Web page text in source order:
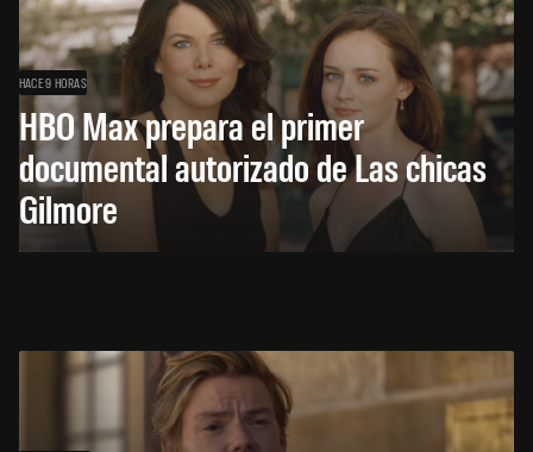
HACE 9 HORAS
HBO Max prepara el primer
documental autorizado de Las chicas
Gilmore